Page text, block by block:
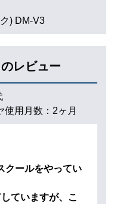
) DM-V3
レビュー
使用月数： 2ヶ月
クールをやってい
ていますが、こ